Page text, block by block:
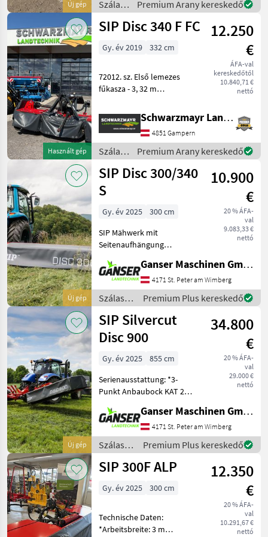
Új gép
Verstellmöglichkeiten beim
Anbaubock zum be
Szálastakarmány
betakarítók
/ SIP
Premium Arany kereskedő
Használt gép
SIP Disc 340 F FC
12.250
€
ÁFA-val
kereskedőtől
10.840,71 €
nettó
Gy. év 2019 332 cm
72012. sz. Első lemezes
fűkasza - 3, 32 m
alakú fogazatú
előkészítővel (műanyag
fogak) - az előkészítő
agresszivitásának
állításával - 8 kaszál
Schwarzmayr Landtechnik GmbH - Gampern
4851 Gampern
Szálastakarmány
betakarítók
/ SIP
Premium Arany kereskedő
Új gép
SIP Disc 300/340
S
10.900
€
20 % ÁFA-
val
9.083,33 €
nettó
Gy. év 2025
300 cm
SIP Mähwerk mit
Seitenaufhängung
Punkt Anbaubock Kat 2
und 3 *Antrieb
Eingangsgelenkwelle mit
Freilaufkupplung
Ganser Maschinen GmbH
4171 St. Peter am Wimberg
Szálastakarmány
betakarítók
/ SIP
Premium Plus kereskedő
Új gép
SIP Silvercut
Disc 900
34.800
€
20 % ÁFA-
val
29.000 €
nettó
Gy. év 2025
855 cm
Serienausstattung: *3-
Punkt Anbaubock KAT 2
Eingangsgelenkwelle mit
Rutsch- und
Freilaufkupplung
*Entlastung
Hydropneumatisch
*Anfahrsicherung CSS
Ganser Maschinen GmbH
4171 St. Peter am Wimberg
Szálastakarmány
betakarítók
/ SIP
Premium Plus kereskedő
SIP 300F ALP
12.350
€
20 % ÁFA-
val
10.291,67 €
nettó
Gy. év 2025 300 cm
Technische Daten:
*Arbeitsbreite: 3 m